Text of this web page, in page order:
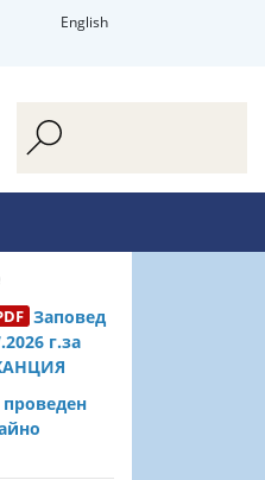
English
Заповед
г.за
проведен